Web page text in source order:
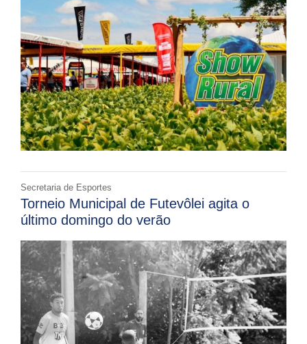
Secretaria de Esportes
Torneio Municipal de Futevôlei agita o
último domingo do verão